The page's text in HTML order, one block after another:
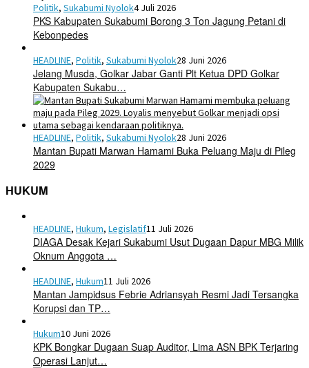
Politik, Sukabumi Nyolok4 Juli 2026
PKS Kabupaten Sukabumi Borong 3 Ton Jagung Petani di
Kebonpedes
HEADLINE, Politik, Sukabumi Nyolok28 Juni 2026
Jelang Musda, Golkar Jabar Ganti Plt Ketua DPD Golkar
Kabupaten Sukabu…
HEADLINE, Politik, Sukabumi Nyolok28 Juni 2026
Mantan Bupati Marwan Hamami Buka Peluang Maju di Pileg
2029
HUKUM
HEADLINE, Hukum, Legislatif11 Juli 2026
DIAGA Desak Kejari Sukabumi Usut Dugaan Dapur MBG Milik
Oknum Anggota …
HEADLINE, Hukum11 Juli 2026
Mantan Jampidsus Febrie Adriansyah Resmi Jadi Tersangka
Korupsi dan TP…
Hukum10 Juni 2026
KPK Bongkar Dugaan Suap Auditor, Lima ASN BPK Terjaring
Operasi Lanjut…